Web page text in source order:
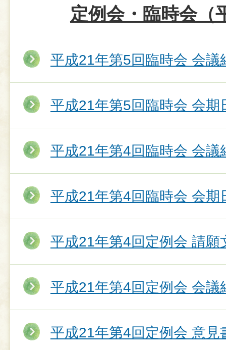
定例会・臨時会（
平成21年第5回臨時会 会議
平成21年第5回臨時会 会期
平成21年第4回臨時会 会議
平成21年第4回臨時会 会期
平成21年第4回定例会 請願
平成21年第4回定例会 会議
平成21年第4回定例会 意見